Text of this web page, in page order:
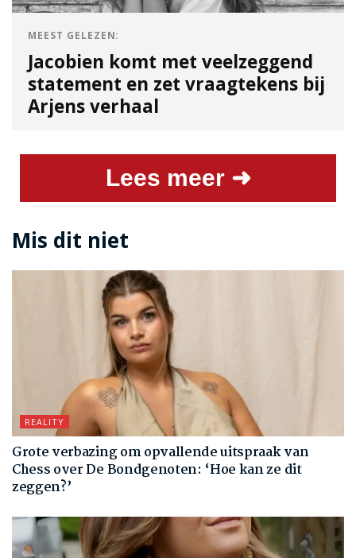
MEEST GELEZEN:
Jacobien komt met veelzeggend
statement en zet vraagtekens bij
Arjens verhaal
Lees meer ➜
Mis dit niet
REALITY
Grote verbazing om opvallende uitspraak van
Chess over De Bondgenoten: ‘Hoe kan ze dit
zeggen?’